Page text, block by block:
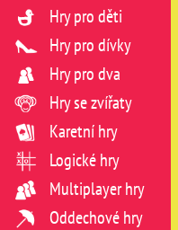
Hry pro děti
Hry pro dívky
Hry pro dva
Hry se zvířaty
Karetní hry
Logické hry
Multiplayer hry
Oddechové hry